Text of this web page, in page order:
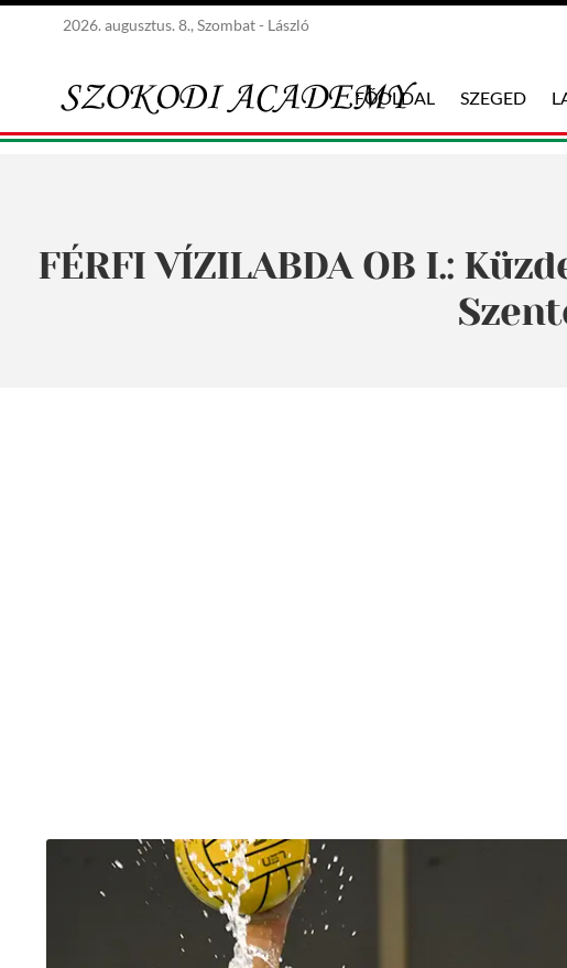
2026. augusztus. 8., Szombat - László
FŐOLDAL SZEGED
FÉRFI VÍZILABDA OB I.: